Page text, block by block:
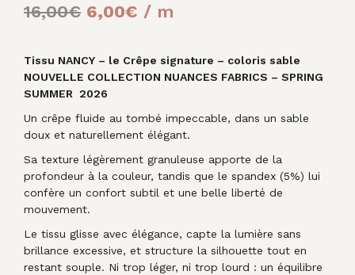
16,00€ Le
initial
était :
16,00€.
6,00€ Le
actuel
6,00€.
/ m
Tissu NANCY – le Crêpe signature – coloris sable
NOUVELLE COLLECTION NUANCES FABRICS – SPRING
SUMMER 2026
Un crêpe fluide au tombé impeccable, dans un sable
doux et naturellement élégant.
Sa texture légèrement granuleuse apporte de la
profondeur à la couleur, tandis que le spandex (5%) lui
confère un confort subtil et une belle liberté de
mouvement.
Le tissu glisse avec élégance, capte la lumière sans
brillance excessive, et structure la silhouette tout en
restant souple. Ni trop léger, ni trop lourd : un équilibre